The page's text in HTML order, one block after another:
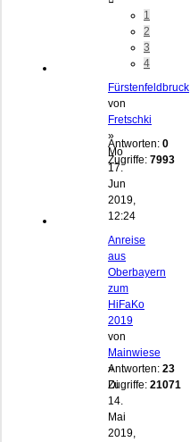
1
2
3
4
Fürstenfeldbruck
von
Fretschki
»
Mo
17.
Jun
2019,
12:24
Antworten: 0
Zugriffe: 7993
Anreise
aus
Oberbayern
zum
HiFaKo
2019
von
Mainwiese
»
Di
14.
Mai
2019,
Antworten: 23
Zugriffe: 21071